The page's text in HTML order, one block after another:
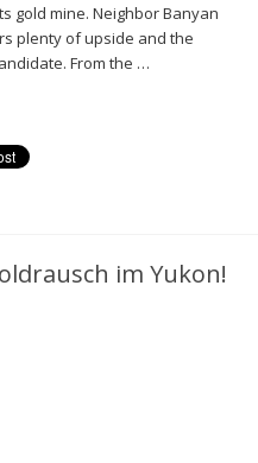
gold mine. Neighbor Banyan
plenty of upside and the
From the …
im Yukon!